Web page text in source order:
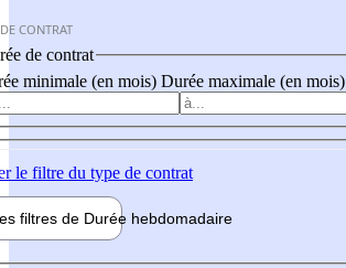
CONTRAT
de contrat
minimale (en mois) Durée maximale (en mois)
le filtre du type de contrat
filtres de Durée hebdomadaire